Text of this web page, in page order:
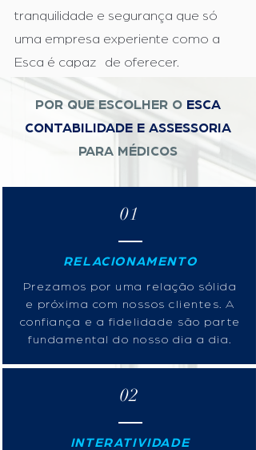
tranquilidade e segurança que só
uma empresa experiente como a
Esca é capaz de oferecer.
POR QUE ESCOLHER O ESCA
CONTABILIDADE E ASSESSORIA
PARA MÉDICOS
01
RELACIONAMENTO
Prezamos por uma relação sólida
e próxima com nossos clientes. A
confiança e a fidelidade são parte
fundamental do nosso dia a dia.
02
INTERATIVIDADE